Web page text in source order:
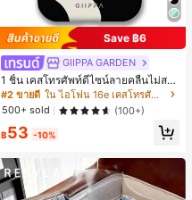
Save ฿6
GIIPPA GARDEN
1 ชิ้น เคสโทรศัพท์ดีไซน์ลายคลื่นไม่สม
มาตรสำหรับ Phone 17 Pro Max, เหม
าะสำหรับ Phone 16 Pro Max, 15 Pro
Max, 14 Pro Max, เคสโทรศัพท์สไตล์เ
กาหลีและน่าสนใจ, เข้ากันได้กับ 11/12/
13/14/15/16 Pro Max Plus, ดีไซน์หรู
ขวัญในอุดมคติสำหรับคริสต์มาส, วันว
าเลนไทน์, อีสเตอร์, ฤดูแต่งงานและวันเ
กิดสำหรับแฟนสาว
#2 ขายดี
ใน ไอโฟน 16e เคสโทรศัพท์แฟชั่น
500+ sold
(100+)
฿53 -10%